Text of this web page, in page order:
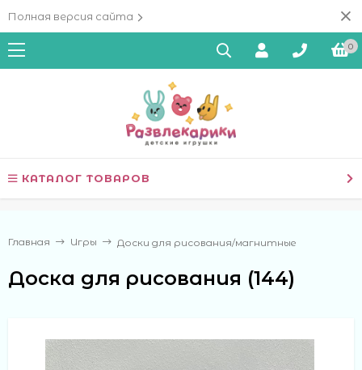
Полная версия сайта
0
КАТАЛОГ ТОВАРОВ
Главная Игры Доски для рисования/магнитные
Доска для рисования (144)